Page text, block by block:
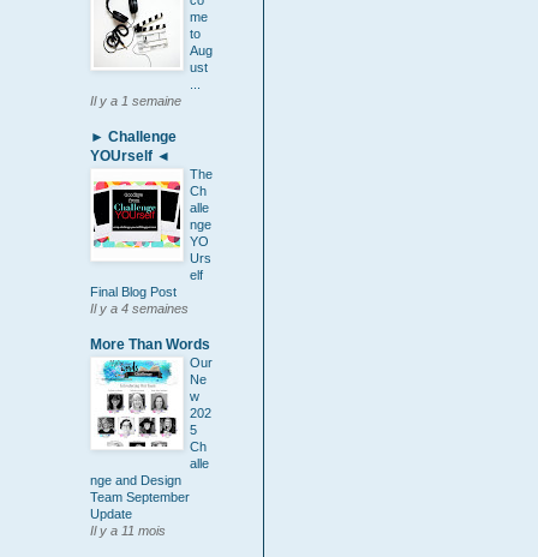
me
to
Aug
ust
Il y a 1 semaine
► Challenge
YOUrself ◄
The
Ch
alle
nge
YO
Urs
elf
Final Blog Post
Il y a 4 semaines
More Than Words
Our
Ne
w
202
5
Ch
alle
nge and Design
Team September
Update
Il y a 11 mois